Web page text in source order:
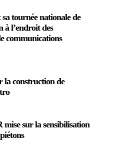
tournée nationale de
à l’endroit des
communications
la construction de
sur la sensibilisation